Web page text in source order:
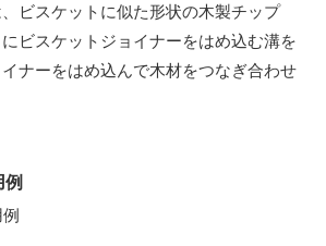
ビスケットに似た形状の木製チップ
ビスケットジョイナーをはめ込む溝を
ナーをはめ込んで木材をつなぎ合わせ